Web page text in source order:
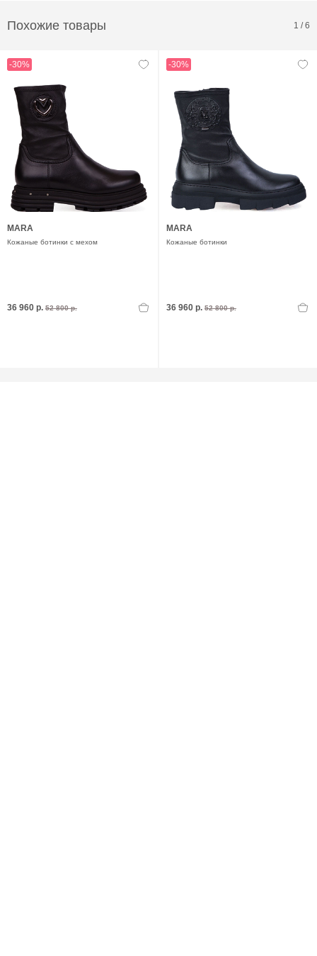
Похожие товары 1 /6
-30%
MARA
Кожаные ботинки с мехом
36 960 р. 52 800 р.
-30%
MARA
Кожаные ботинки
36 960 р. 52 800 р.